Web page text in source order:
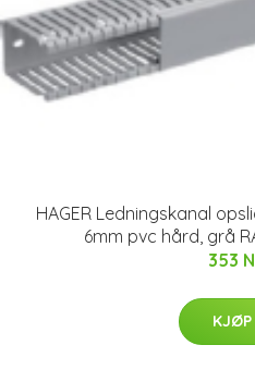
HAGER Ledningskanal
6mm pvc hård, grå
353
KJØP